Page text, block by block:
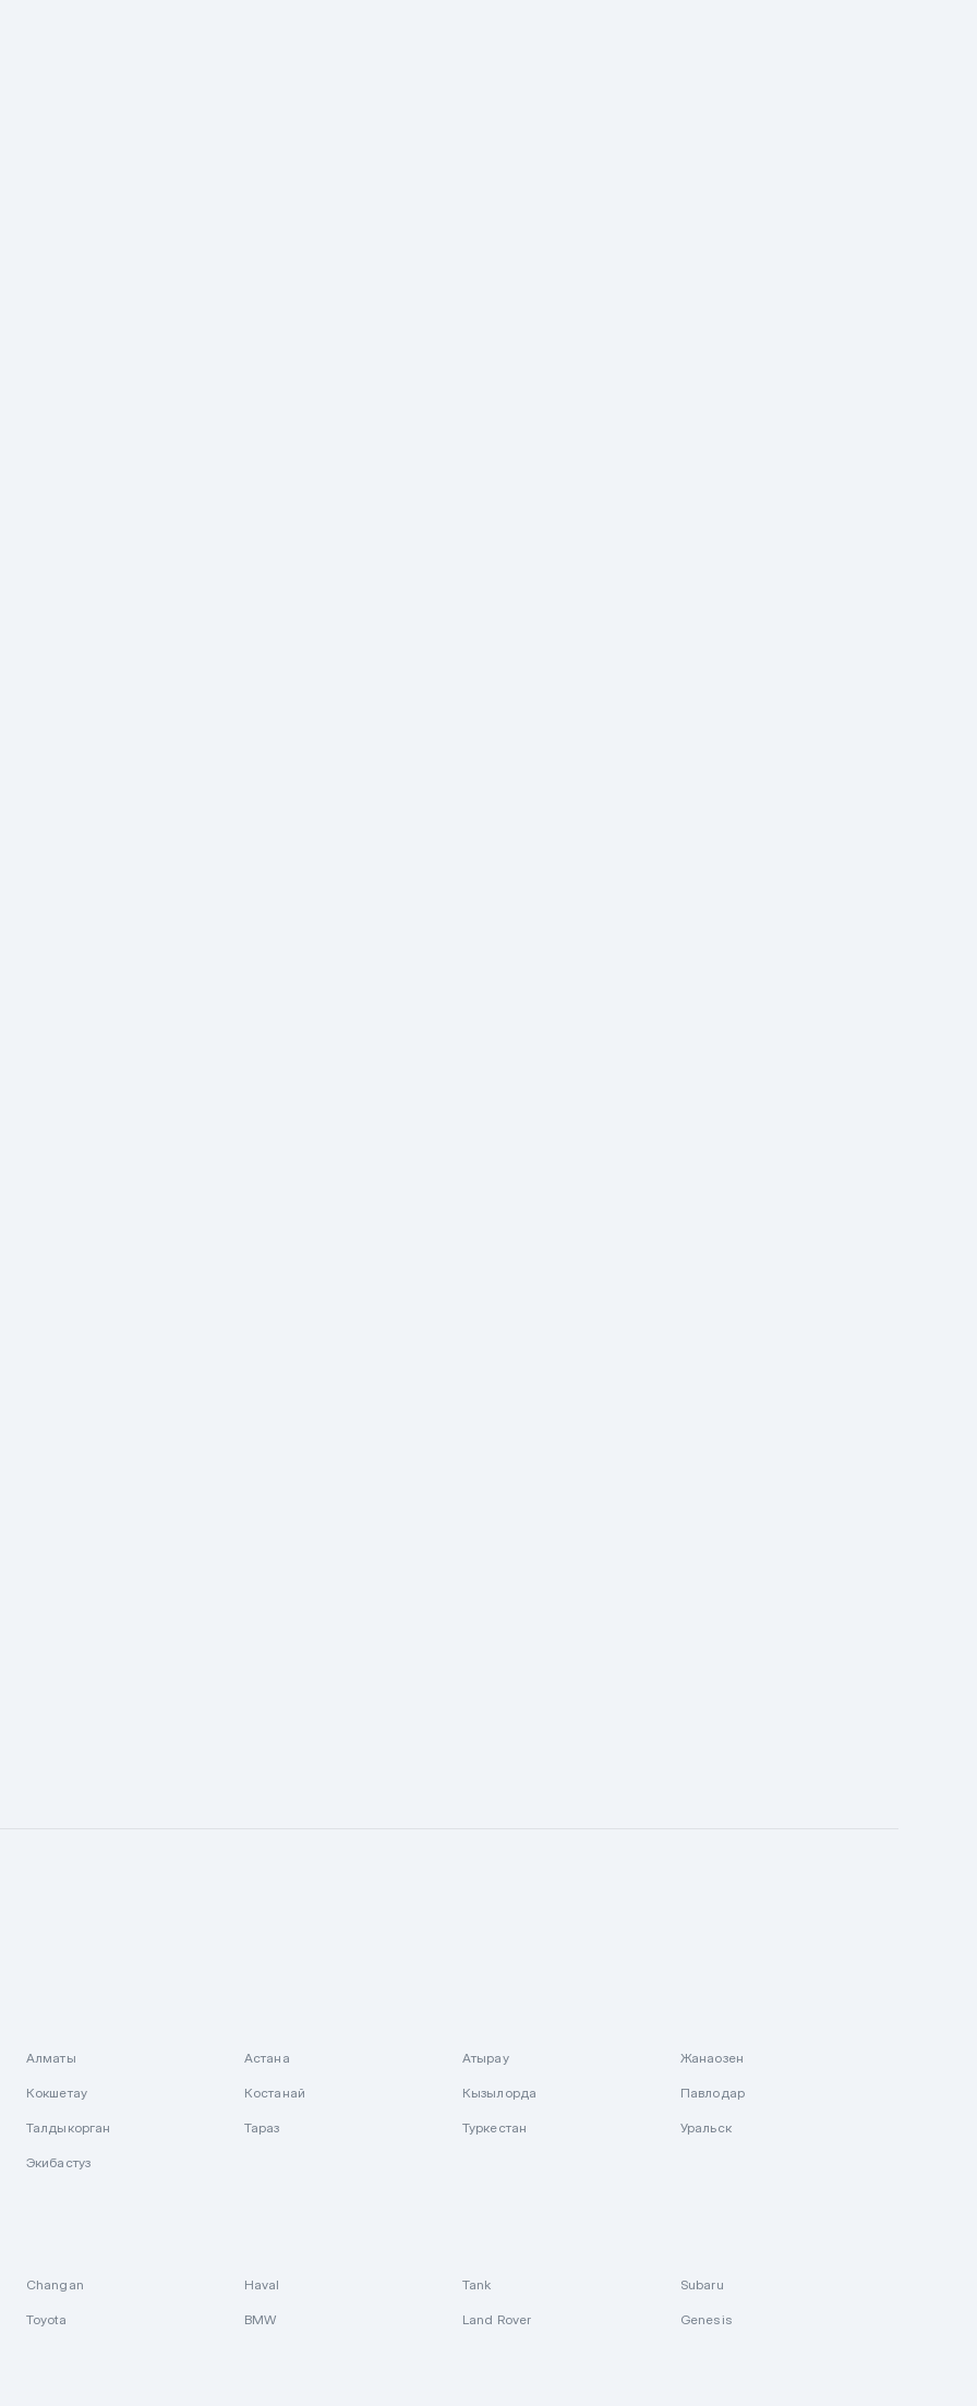
Алматы Астана Атырау Жанаозен
Кокшетау Костанай Кызылорда Павлодар
Талдыкорган Тараз Туркестан Уральск
Экибастуз
Changan Haval Tank Subaru
Toyota BMW Land Rover Genesis